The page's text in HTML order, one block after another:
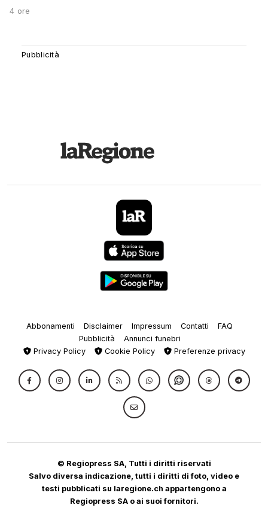
4 ore
Abbonamenti Disclaimer Impressum Contatti
FAQ
Pubblicità
Annunci funebri
Privacy Policy
Cookie Policy Preferenze privacy
© Regiopress SA, Tutti i diritti riservati
Salvo diversa indicazione, tutti i diritti di foto, video e
testi pubblicati su laregione.ch appartengono a
Regiopress SA o ai suoi fornitori.